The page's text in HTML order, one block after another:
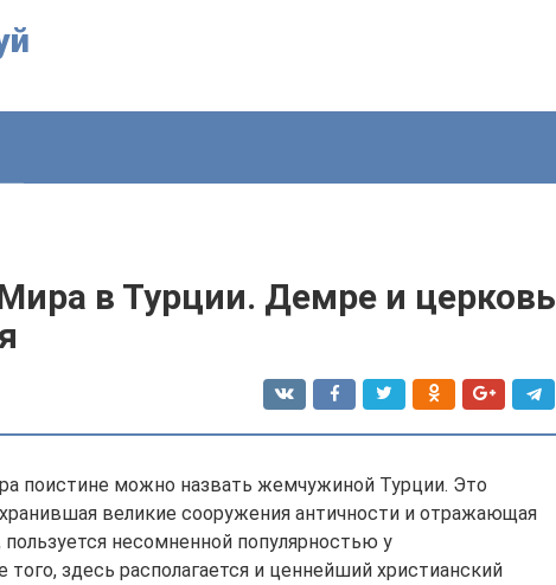
в Турции. Демре и церковь
поистине можно назвать жемчужиной Турции. Это
великие сооружения античности и отражающая
несомненной популярностью у
здесь располагается и ценнейший христианский